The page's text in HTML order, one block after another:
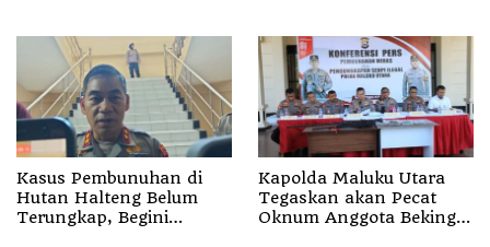
Kasus Pembunuhan di
Hutan Halteng Belum
Terungkap, Begini
Kapolda Maluku Utara
Tegaskan akan Pecat
Oknum Anggota Bekingi